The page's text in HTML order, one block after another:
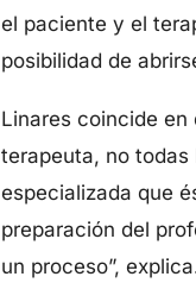
el paciente y el
posibilidad de
Linares coincide
terapeuta, no todas
especializada que
preparación del
un proceso”,